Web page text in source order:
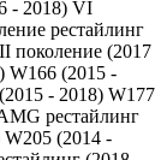
- 2018) VI
рестайлинг
поколение (2017
W166 (2015 -
- 2018) W177
рестайлинг
W205 (2014 -